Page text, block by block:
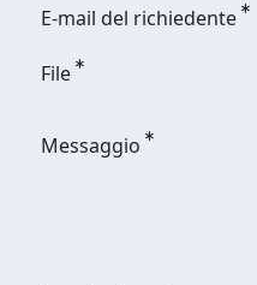
E-mail del richiedente
File
Messaggio